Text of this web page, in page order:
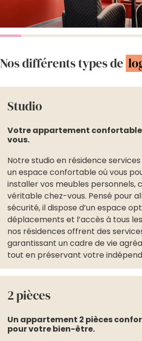
Nos différents types de
Studio
Votre appartement confortable
vous.
Notre studio en résidence
un espace confortable où vous
installer vos meubles personnels,
véritable chez-vous. Pensé pour
sécurité, il dispose d’un espace
déplacements et l’accès à tous
nos résidences offrent des
garantissant un cadre de vie
tout en préservant votre
2 pièces
Un appartement 2 pièces
pour votre bien-être.